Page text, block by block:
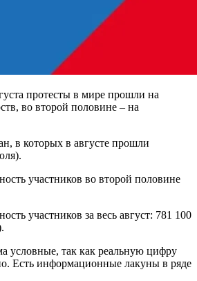
протесты в мире прошли на
во второй половине – на
в которых в августе прошли
участников во второй половине
участников за весь август: 781 100
условные, так как реальную цифру
Есть информационные лакуны в ряде